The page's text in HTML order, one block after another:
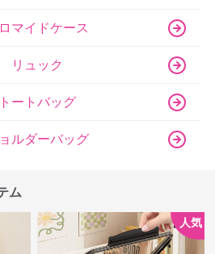
マイドケース
リュック
トートバッグ
ルダーバッグ
ム
人気